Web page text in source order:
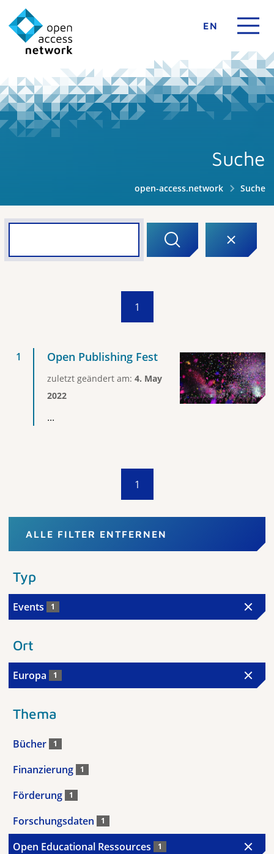
EN
Suche
open-access.network Suche
1
Open Publishing Fest
zuletzt geändert am: 4. May
2022
...
1
ALLE FILTER ENTFERNEN
Typ
Events 1
Ort
Europa 1
Thema
Bücher 1
Finanzierung 1
Förderung 1
Forschungsdaten 1
Open Educational Ressources 1